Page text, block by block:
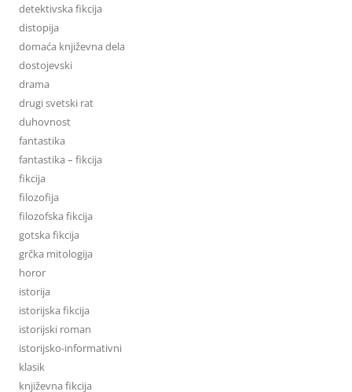
detektivska fikcija
distopija
domaća književna dela
dostojevski
drama
drugi svetski rat
duhovnost
fantastika
fantastika – fikcija
fikcija
filozofija
filozofska fikcija
gotska fikcija
grčka mitologija
horor
istorija
istorijska fikcija
istorijski roman
istorijsko-informativni
klasik
književna fikcija